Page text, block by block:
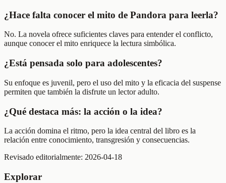
¿Hace falta conocer el mito de Pandora para leerla?
No. La novela ofrece suficientes claves para entender el conflicto,
aunque conocer el mito enriquece la lectura simbólica.
¿Está pensada solo para adolescentes?
Su enfoque es juvenil, pero el uso del mito y la eficacia del suspense
permiten que también la disfrute un lector adulto.
¿Qué destaca más: la acción o la idea?
La acción domina el ritmo, pero la idea central del libro es la
relación entre conocimiento, transgresión y consecuencias.
Revisado editorialmente: 2026-04-18
Explorar